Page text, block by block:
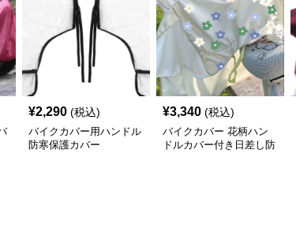
¥2,290 (税込)
バイクカバー用ハンドル
防寒保護カバー
¥3,340 (税込)
バイクカバー 花柄ハン
ドルカバー付き日差し防